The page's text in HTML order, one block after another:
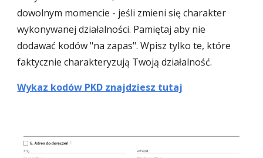
dowolnym momencie - jeśli zmieni się charakter
wykonywanej działalności. Pamiętaj aby nie
dodawać kodów "na zapas". Wpisz tylko te, które
faktycznie charakteryzują Twoją działalność.
Wykaz kodów PKD znajdziesz tutaj